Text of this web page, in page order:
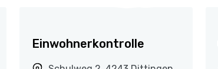
Einwohnerkontrolle